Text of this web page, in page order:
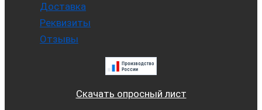
Доставка
Реквизиты
Отзывы
Скачать опросный лист